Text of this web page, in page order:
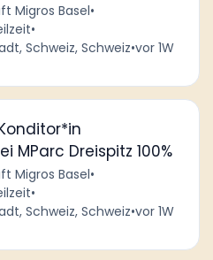
Migros Basel•
•
Schweiz, Schweiz•vor 1W
MParc Dreispitz 100%
Migros Basel•
•
Schweiz, Schweiz•vor 1W